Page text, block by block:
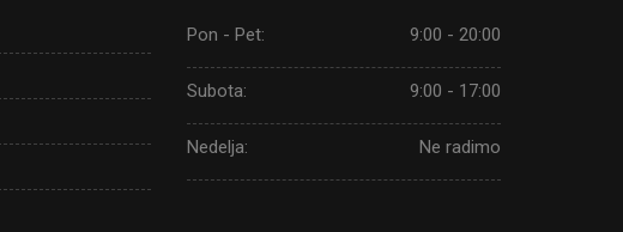
Pon - Pet: 9:00 - 20:00
Subota: 9:00 - 17:00
Nedelja: Ne radimo